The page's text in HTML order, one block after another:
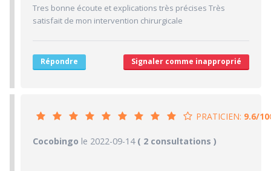
9/10 Ponctualité/Temps en salle d'attente/Retard
5/10 Desserte par les transports en commun
Tres bonne écoute et explications très précises Très
satisfait de mon intervention chirurgicale
Répondre Signaler comme inapproprié
PRATICIEN: 9.6/10
PRATICIEN9.6/10
Cocobingo le 2022-09-14 ( 2 consultations )